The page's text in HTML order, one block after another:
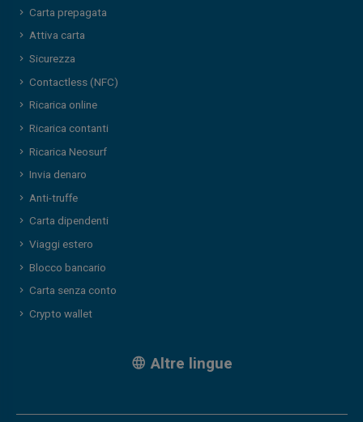
Carta prepagata
Attiva carta
Sicurezza
Contactless (NFC)
Ricarica online
Ricarica contanti
Ricarica Neosurf
Invia denaro
Anti-truffe
Carta dipendenti
Viaggi estero
Blocco bancario
Carta senza conto
Crypto wallet
Altre lingue